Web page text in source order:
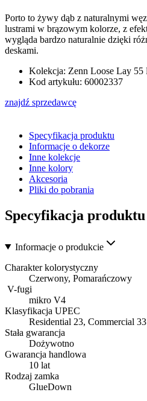
Porto to żywy dąb z naturalnymi
lustrami w brązowym kolorze, z
wygląda bardzo naturalnie dzięki
deskami.
Kolekcja: Zenn Loose Lay 55
Kod artykułu: 60002337
znajdź sprzedawcę
Specyfikacja produktu
Informacje o dekorze
Inne kolekcje
Inne kolory
Akcesoria
Pliki do pobrania
Specyfikacja produktu
Informacje o produkcie
Charakter kolorystyczny
Czerwony, Pomarańczowy
V-fugi
mikro V4
Klasyfikacja UPEC
Residential 23, Commercial 33
Stała gwarancja
Dożywotno
Gwarancja handlowa
10 lat
Rodzaj zamka
GlueDown